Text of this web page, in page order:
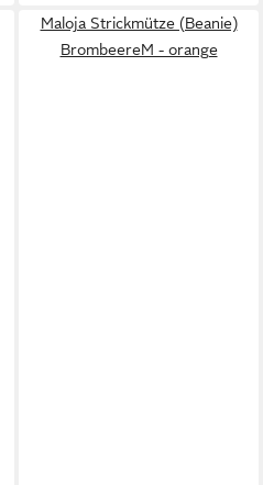
Maloja Strickmütze (Beanie)
BrombeereM - orange